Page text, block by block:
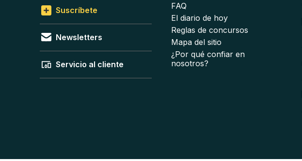
Suscríbete
Newsletters
Servicio al cliente
FAQ
El diario de hoy
Reglas de concursos
Mapa del sitio
¿Por qué confiar en
nosotros?